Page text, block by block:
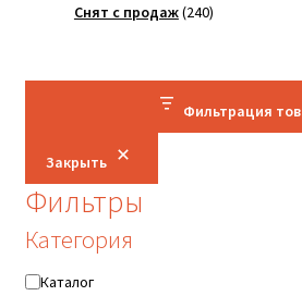
товара
Снят с продаж 240240
Фильтрация
Закрыть
Фильтры
Категория
Категория
Каталог